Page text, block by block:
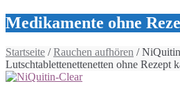
Medikamente ohne
Startseite /Rauchen aufhören /
Lutschtablettenettenetten ohne Rezept